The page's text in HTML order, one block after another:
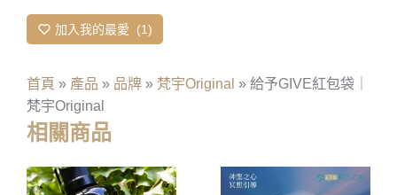
加入我的最愛 1
首頁 » 產品 » 品牌 » 梵宇Original » 給予GIVE紅包袋｜
梵宇Original
相關商品